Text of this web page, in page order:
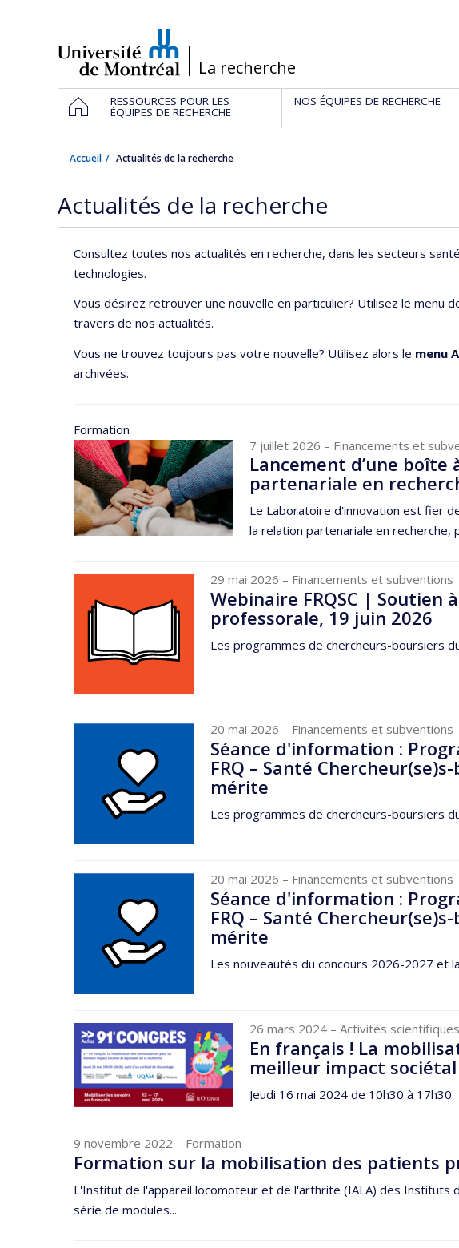
/La recherche
Navigation
principale
ACCUEILRESSOURCES POUR LES
ÉQUIPES DE RECHERCHE
NOS ÉQUIPES DE RECHERCHE
Accueil Actualités de la recherche
Actualités de la recherche
Consultez toutes nos actualités en recherche, dans les secteurs
technologies.
Vous désirez retrouver une nouvelle en particulier? Utilisez le menu
travers de nos actualités.
Vous ne trouvez toujours pas votre nouvelle? Utilisez alors le menu
archivées.
Formation
7 juillet 2026 – Financements et
Lancement d’une
partenariale en
Le Laboratoire d'innovation est fier
la relation partenariale en recherche,
29 mai 2026 – Financements et subventions
Webinaire FRQSC | Soutien
professorale, 19 juin 2026
Les programmes de chercheurs-boursiers
20 mai 2026 – Financements et subventions
Séance d'information :
FRQ – Santé
mérite
Les programmes de chercheurs-boursiers
20 mai 2026 – Financements et subventions
Séance d'information :
FRQ – Santé
mérite
Les nouveautés du concours 2026-2027 et
26 mars 2024 – Activités
En français ! La
meilleur impact
Jeudi 16 mai 2024 de 10h30 à 17h30
9 novembre 2022 – Formation
Formation sur la mobilisation des patients
L'Institut de l'appareil locomoteur et de l'arthrite (IALA) des Instituts
série de modules...